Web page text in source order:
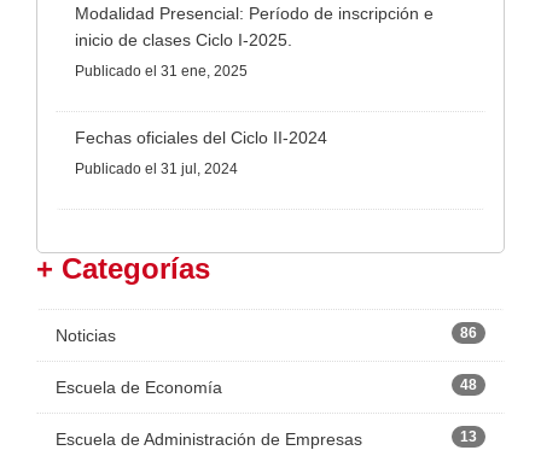
Modalidad Presencial: Período de inscripción e
inicio de clases Ciclo I-2025.
Publicado el 31 ene, 2025
Fechas oficiales del Ciclo II-2024
Publicado el 31 jul, 2024
+ Categorías
Noticias 86
Escuela de Economía 48
Escuela de Administración de Empresas 13